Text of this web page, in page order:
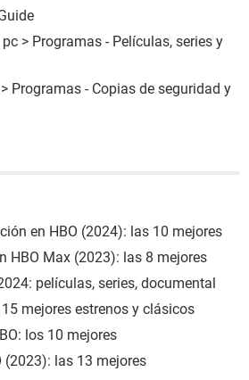
pc > Programas - Películas, series y
> Programas - Copias de seguridad y
en HBO (2024): las 10 mejores
HBO Max (2023): las 8 mejores
películas, series, documental
mejores estrenos y clásicos
los 10 mejores
(2023): las 13 mejores